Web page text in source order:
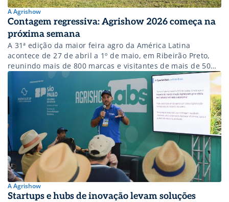
A Agrishow
Contagem regressiva: Agrishow 2026 começa na
próxima semana
A 31ª edição da maior feira agro da América Latina
acontece de 27 de abril a 1º de maio, em Ribeirão Preto,
reunindo mais de 800 marcas e visitantes de mais de 50
A Agrishow
Startups e hubs de inovação levam soluções